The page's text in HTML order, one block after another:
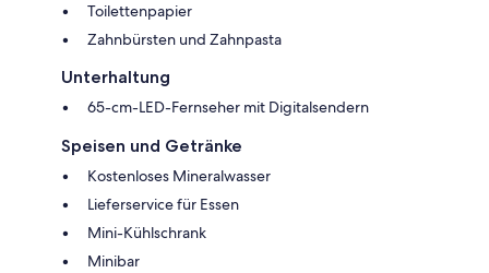
Toilettenpapier
Zahnbürsten und Zahnpasta
Unterhaltung
65-cm-LED-Fernseher mit Digitalsendern
Speisen und Getränke
Kostenloses Mineralwasser
Lieferservice für Essen
Mini-Kühlschrank
Minibar